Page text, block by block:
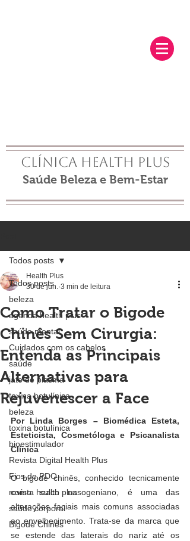
Clínica Health Plus
Saúde Beleza e Bem-Estar
Todos posts
beleza
agenda health plus
saúde mental
Cuidados com os cabelos
saúde
jato de plasma
toxina botulínica
beleza
toxina botulínica
bioestimulador
Revista Digital Health Plus
Fios de PDO
revista health plus
saúde corporal
Bigode Chinês
Todos posts
Como Tratar o Bigode
Chinês Sem Cirurgia:
Entenda as Principais
Alternativas para
Rejuvenescer a Face
Health Plus
30 de jun. 3 min de leitura
Por Linda Borges – Biomédica Esteta,
Esteticista, Cosmetóloga e Psicanalista
Clínica
O bigode chinês, conhecido tecnicamente
como sulco nasogeniano, é uma das
alterações faciais mais comuns associadas
ao envelhecimento. Trata-se da marca que
se estende das laterais do nariz até os